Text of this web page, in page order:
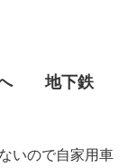
へ 地下鉄
いので自家用車